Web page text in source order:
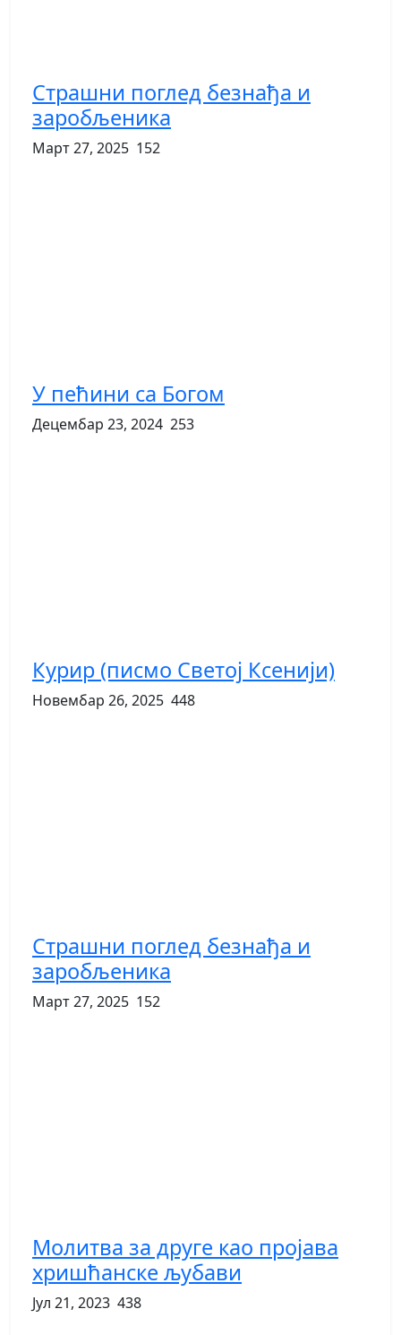
Страшни поглед безнађа и
заробљеника
Март 27, 2025 152
У пећини са Богом
Децембар 23, 2024 253
Курир (писмо Светој Ксенији)
Новембар 26, 2025 448
Страшни поглед безнађа и
заробљеника
Март 27, 2025 152
Молитва за друге као пројава
хришћанске љубави
Јул 21, 2023 438